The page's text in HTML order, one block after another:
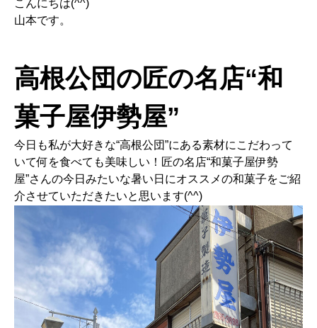
こんにちは(^^)
山本です。
高根公団の匠の名店“和
菓子屋伊勢屋”
今日も私が大好きな“高根公団”にある素材にこだわって
いて何を食べても美味しい！匠の名店“和菓子屋伊勢
屋”さんの今日みたいな暑い日にオススメの和菓子をご紹
介させていただきたいと思います(^^)